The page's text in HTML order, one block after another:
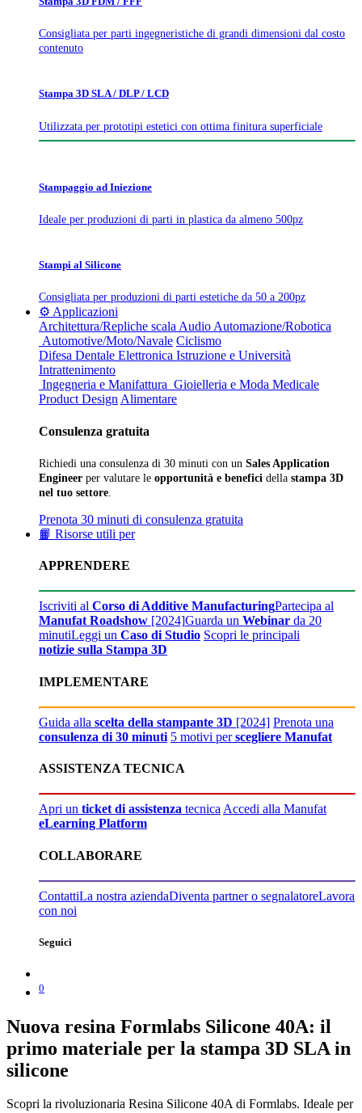
Consigliata per parti ingegneristiche di grandi dimensioni dal costo
contenuto
Stampa 3D SLA / DLP / LCD
Utilizzata per prototipi estetici con ottima finitura superficiale
Stampaggio ad Iniezione
Ideale per produzioni di parti in plastica da almeno 500pz
Stampi al Silicone
Consigliata per produzioni di parti estetiche da 50 a 200pz
⚙️ Applicazioni
Architettura/Repliche scala Audio Automazione/Robotica
Automotive/Moto/Navale Ciclismo
Difesa Dentale Elettronica Istruzione e Università
Intrattenimento
Ingegneria e Manifattura Gioielleria e Moda Medicale
Product Design Alimentare
Consulenza gratuita
Richiedi una consulenza di 30 minuti con un Sales Application
Engineer per valutare le opportunità e benefici della stampa 3D
nel tuo settore
Prenota 30 minuti di consulenza gratuita
📙 Risorse utili per
APPRENDERE
Iscriviti al Corso di Additive ManufacturingPartecipa al
Manufat Roadshow [2024]Guarda un Webinar da 20
minutiLeggi un Caso di Studio Scopri le principali
notizie sulla Stampa 3D
IMPLEMENTARE
Guida alla scelta della stampante 3D [2024] Prenota una
consulenza di 30 minuti 5 motivi perscegliere Manufat
ASSISTENZA TECNICA
Apri un ticket di assistenza tecnicaAccedi alla Manufat
eLearning Platform
COLLABORARE
ContattiLa nostra aziendaDiventa partner o segnalatoreLavora
con noi
Seguici
0
Nuova resina Formlabs Silicone 40A: il
primo materiale per la stampa 3D SLA in
silicone
Scopri la rivoluzionaria Resina Silicone 40A di Formlabs. Ideale per